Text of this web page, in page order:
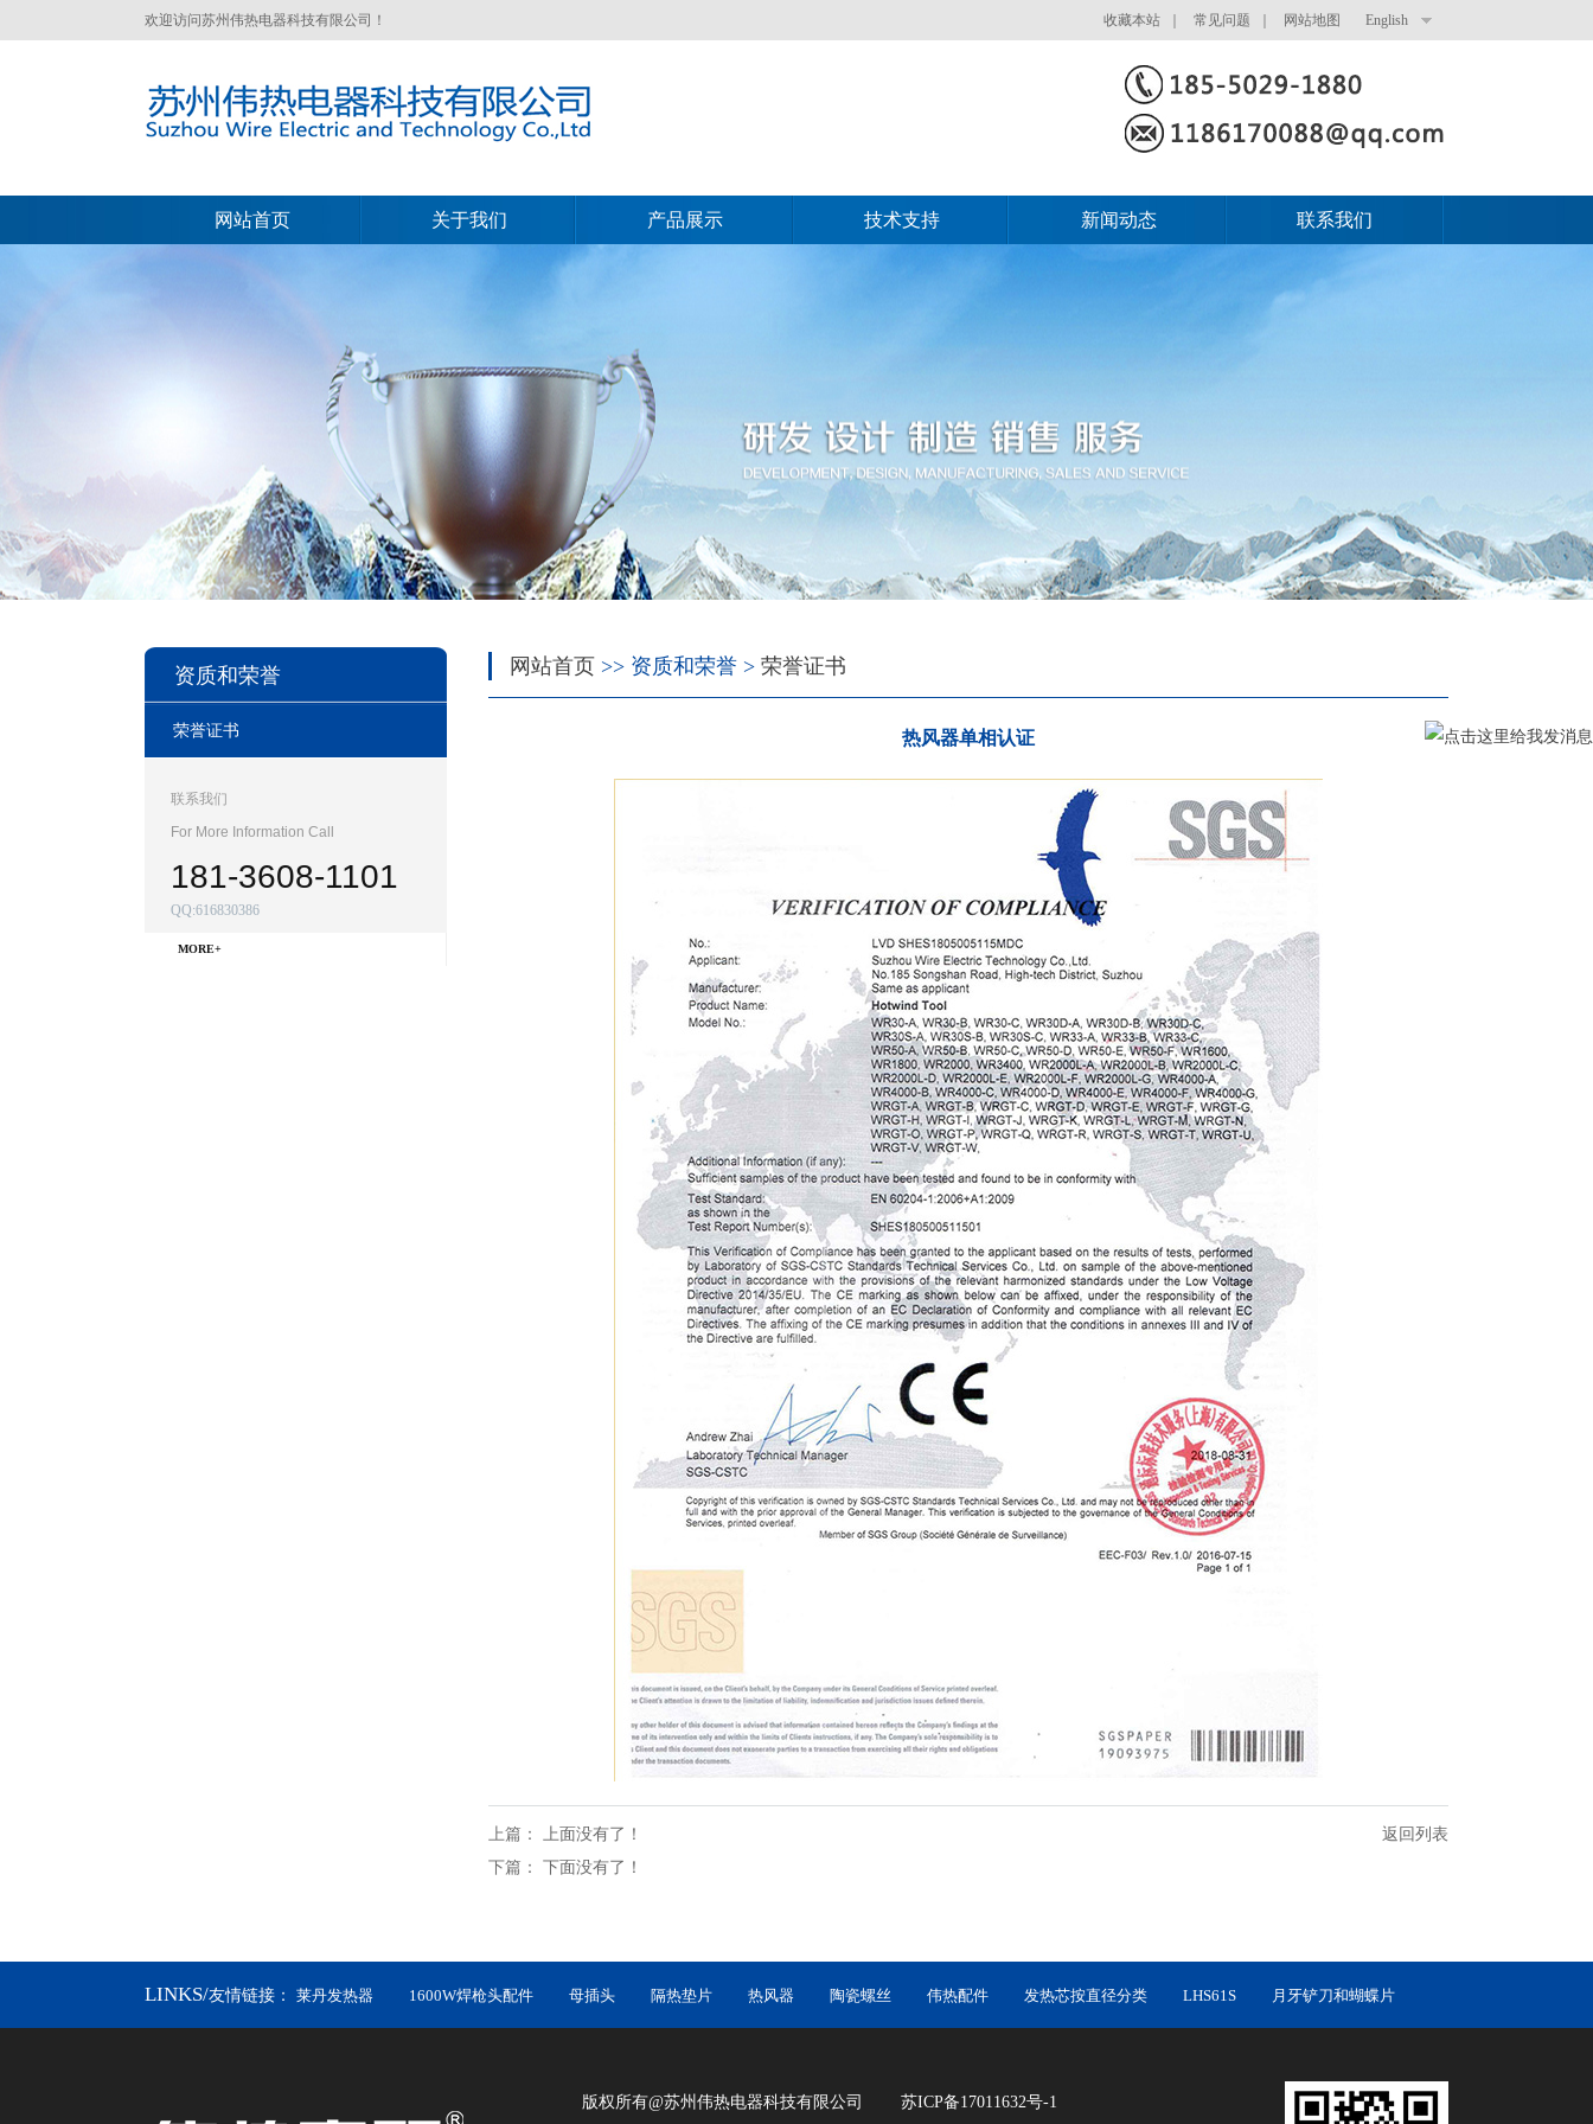
欢迎访问苏州伟热电器科技有限公司！ 收藏本站 ｜ 常见问题 ｜ 网站地图 English
网站首页 关于我们 产品展示 技术支持 新闻动态 联系我们
资质和荣誉
荣誉证书
联系我们
For More Information Call
181-3608-1101
QQ:616830386
MORE+
网站首页 >> 资质和荣誉 > 荣誉证书
热风器单相认证
返回列表
上篇：
上面没有了！
下篇：
下面没有了！
LINKS/友情链接： 莱丹发热器 1600W焊枪头配件 母插头 隔热垫片 热风器 陶瓷螺丝 伟热配件 发热芯按直径分类 LHS61S 月牙铲刀和蝴蝶片
版权所有@苏州伟热电器科技有限公司 苏ICP备17011632号-1